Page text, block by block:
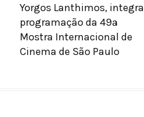
Yorgos Lanthimos, integra
programação da 49ª
Mostra Internacional de
Cinema de São Paulo